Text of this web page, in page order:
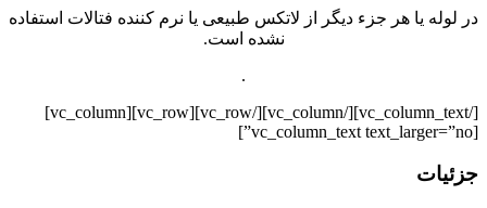
در لوله یا هر جزء دیگر از لاتکس طبیعی یا نرم کننده فتالات استفاده
نشده است.
.
[/vc_column_text][/vc_column][/vc_row][vc_row][vc_column]
[vc_column_text text_larger=”no”]
جزئیات